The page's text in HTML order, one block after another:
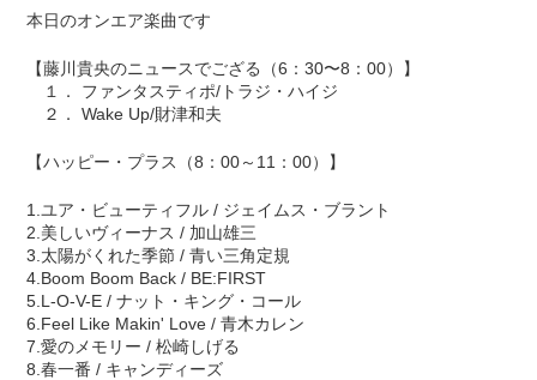
本日のオンエア楽曲です
【藤川貴央のニュースでござる（6：30〜8：00）】
１． ファンタスティポ/トラジ・ハイジ
２． Wake Up/財津和夫
【ハッピー・プラス（8：00～11：00）】
1.ユア・ビューティフル / ジェイムス・ブラント
2.美しいヴィーナス / 加山雄三
3.太陽がくれた季節 / 青い三角定規
4.Boom Boom Back / BE:FIRST
5.L-O-V-E / ナット・キング・コール
6.Feel Like Makin' Love / 青木カレン
7.愛のメモリー / 松崎しげる
8.春一番 / キャンディーズ